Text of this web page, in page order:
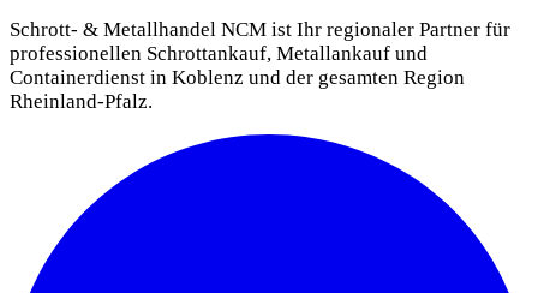
Schrott- & Metallhandel NCM ist Ihr regionaler Partner für
professionellen Schrottankauf, Metallankauf und
Containerdienst in Koblenz und der gesamten Region
Rheinland-Pfalz.